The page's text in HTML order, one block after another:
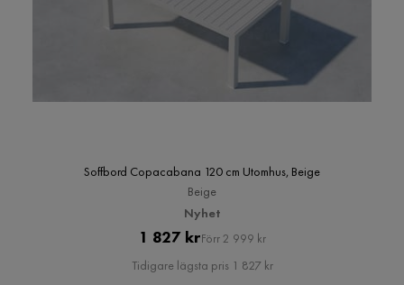
Soffbord Copacabana 120 cm Utomhus, Beige
Beige
Nyhet
Pris
1 827 krOriginal
Pris
Förr 2 999 kr
Tidigare lägsta pris 1 827 kr